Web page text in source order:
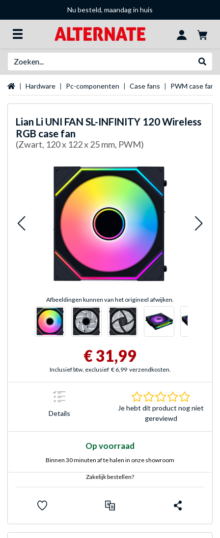
Nu besteld, maandag in huis
Startpagina
Hardware Pc-componenten Case fans PWM case fans
Lian Li UNI FAN SL-INFINITY 120 Wireless
RGB case fan
(Zwart, 120 x 122 x 25 mm, PWM)
Afbeeldingen kunnen van het origineel afwijken.
€ 31,99
Inclusief btw, exclusief € 6,99 verzendkosten.
Details
Je hebt dit product nog niet
gereviewd
Op voorraad
Binnen 30 minuten af te halen in onze showroom
Zakelijk bestellen?